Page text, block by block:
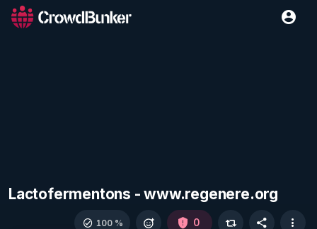
Lactofermentons - www.regenere.org
100 % 0